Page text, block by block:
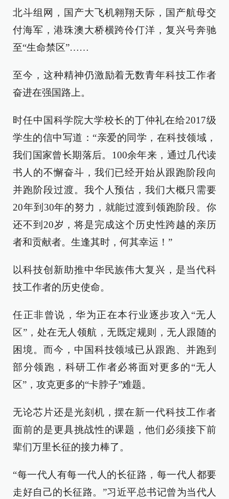
北斗组网，国产大飞机翱翔天际，国产航母交
付海军，港珠澳大桥横跨伶仃洋，复兴号奔驰
至“生命禁区”……
至今，这种精神仍激励着无数青年科技工作者
奋进在强国路上。
时任中国科学院大学校长的丁仲礼在给2017级
学生的信中写道：“亲爱的同学，在科技领域，
我们国家曾长期落后。100余年来，通过几代读
书人的不懈奋斗，我们已经开始从跟跑阶段向
并跑阶段过渡。我个人预估，我们大概只需要
20年到30年的努力，就能过渡到领跑阶段。你
还不到20岁，将是完成这个历史性跨越的亲历
者和贡献者。生逢其时，何其幸运！”
以科技创新助推中华民族伟大复兴，是当代科
技工作者的历史使命。
任正非曾说，华为正在本行业逐步攻入“无人
区”，处在无人领航，无既定规则，无人跟随的
困境。而今，中国科技领域已从跟跑、并跑到
部分领跑，科研工作者必将面对更多的“无人
区”，攻克更多的“卡脖子”难题。
无论芯片还是光刻机，摆在新一代科技工作者
面前的是更具挑战性的课题，他们必须接下前
辈们万里长征的接力棒了。
“每一代人有每一代人的长征路，每一代人都要
走好自己的长征路。”习近平总书记曾为当代人